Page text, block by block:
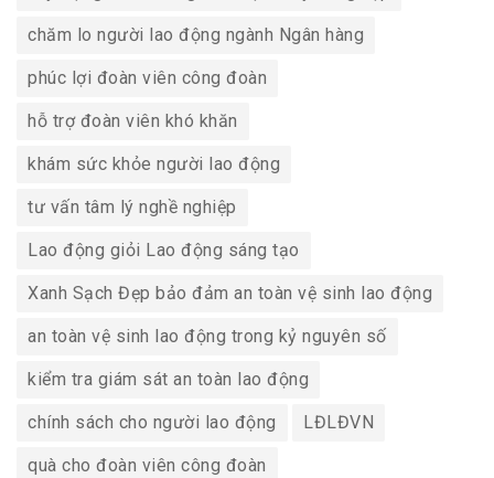
chăm lo người lao động ngành Ngân hàng
phúc lợi đoàn viên công đoàn
hỗ trợ đoàn viên khó khăn
khám sức khỏe người lao động
tư vấn tâm lý nghề nghiệp
Lao động giỏi Lao động sáng tạo
Xanh Sạch Đẹp bảo đảm an toàn vệ sinh lao động
an toàn vệ sinh lao động trong kỷ nguyên số
kiểm tra giám sát an toàn lao động
chính sách cho người lao động LĐLĐVN
quà cho đoàn viên công đoàn